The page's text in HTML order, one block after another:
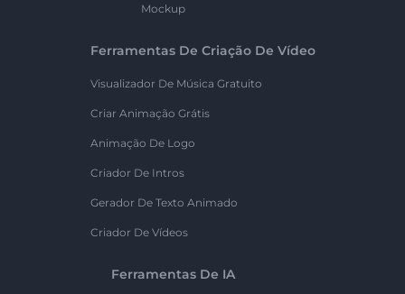
Mockup
Ferramentas De Criação De Vídeo
Visualizador De Música Gratuito
Criar Animação Grátis
Animação De Logo
Criador De Intros
Gerador De Texto Animado
Criador De Vídeos
Ferramentas De IA